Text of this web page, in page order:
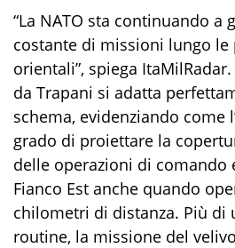
“La NATO sta continuando a
costante di missioni lungo
orientali”, spiega ItaMilRadar
da Trapani si adatta
schema, evidenziando come
grado di proiettare la
delle operazioni di comando
Fianco Est anche quando
chilometri di distanza. Più di
routine, la missione del